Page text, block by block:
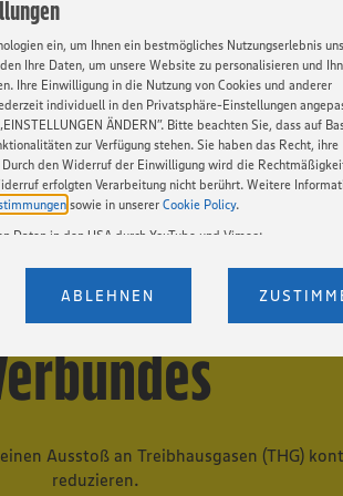
ein, um Ihnen ein bestmögliches Nutzungserlebnis
Ihre Daten, um unsere Website zu personalisieren und
Ihre Einwilligung in die Nutzung von Cookies und anderer
individuell in den Privatsphäre-Einstellungen
ÄNDERN”. Bitte beachten Sie, dass auf
zur Verfügung stehen. Sie haben das Recht, ihre
den Widerruf der Einwilligung wird die
erfolgten Verarbeitung nicht berührt. Weitere
sowie in unserer Cookie Policy.
Daten in den USA durch YouTube und Vimeo:
von YouTube und Vimeo ein. Wenn Sie auf „Zustimmen”
(IP-Adresse, Zeitstempel, ggf. Nutzerverhalten auf unserer
YouTube und Vimeo in den USA übermittelt und dort
Risiko eines Zugriffs durch US-amerikanische Behörden.
der genannten Dienste Ihre Daten verarbeiten. Weitere
finden Sie in unseren Datenschutzhinweisen sowie in
ABLEHNEN
für
ergänzt
des
Ausstoß an Treibhausgasen (THG)
reduzieren.